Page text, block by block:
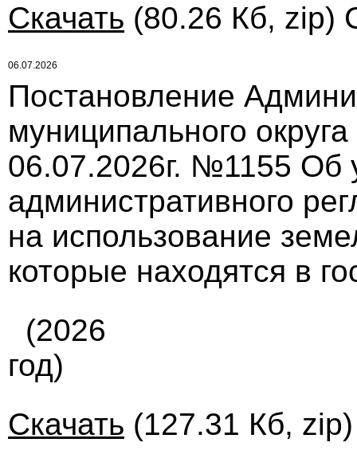
Скачать (80.26 Кб, zip)
06.07.2026
Постановление
муниципального
06.07.2026г. №1155 Об
административного
на использование
которые находятся в
(2026
год)
Скачать (127.31 Кб,